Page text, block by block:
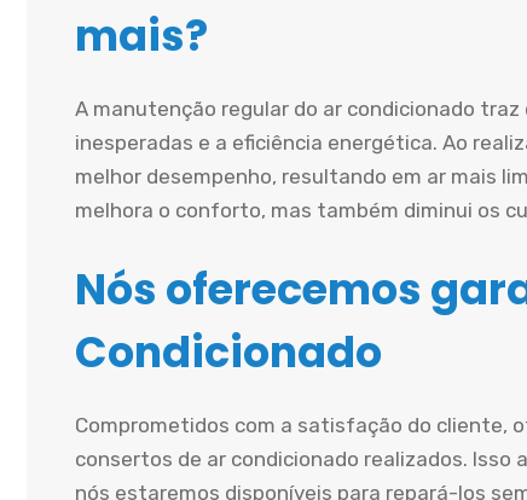
mais?
A manutenção regular do ar condicionado
inesperadas e a eficiência energética. Ao
melhor desempenho, resultando em ar mais
melhora o conforto, mas também diminui os
Nós oferecemos
Condicionado
Comprometidos com a satisfação do cliente,
consertos de ar condicionado realizados. Isso
nós estaremos disponíveis para repará-los